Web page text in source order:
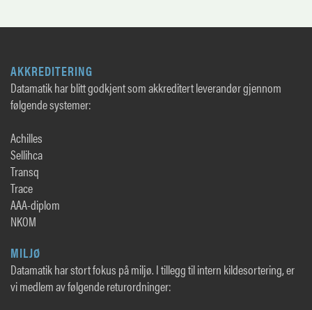
AKKREDITERING
Datamatik har blitt godkjent som akkreditert leverandør gjennom
følgende systemer:
Achilles
Sellihca
Transq
Trace
AAA-diplom
NKOM
MILJØ
Datamatik har stort fokus på miljø. I tillegg til intern kildesortering, er
vi medlem av følgende returordninger: